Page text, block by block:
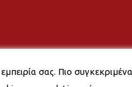
σας. Πιο συγκεκριμένα